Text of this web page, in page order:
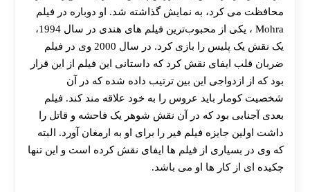
محافظت می کرد، به نمایش گذاشته شد. او دوباره در فیلم
Mohra ، یکی از محبوب‌ترین فیلم ‌های هندی در سال 1994،
یک نقش یک پلیس را بازی کرد. در سال 2000 وی در فیلم
ضربان قلب ایفای نقش کرد که داستانی این فیلم از این قرار
بود که از ازدواجی این بین ترتیب داده شده که در آن
شخصیت کومار باید عروس را به خود علاقه مند کند. فیلم
بعدی آجنابی بود که در آن نقش شوهر یک فاحشه و قاتل را
داشت اولین جایزه فیلم فیر را برای او به ارمغان آورد. البته
که وی در بسیاری از فیلم ها ایفای نقش کرده است و این تنها
چکیده ای از کار ها او می باشد.